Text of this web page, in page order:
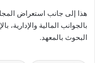
هذا إلى جانب استعراض
بالجوانب المالية والإدارية،
البحوث بالمعهد.